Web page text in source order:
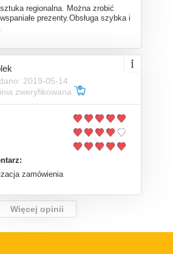
regionalna. Można zrobić
prezenty.Obsługa szybka i
2019-05-14
zweryfikowana
zamówienia
Więcej opinii